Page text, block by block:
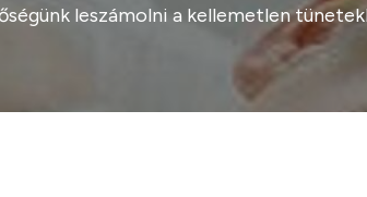
leszámolni a kellemetlen